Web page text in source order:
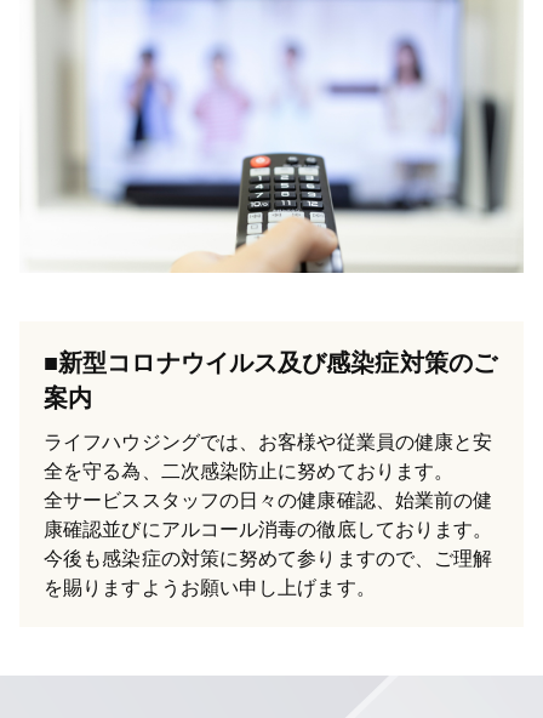
■新型コロナウイルス及び感染症対策のご
案内
ライフハウジングでは、お客様や従業員の健康と安
全を守る為、二次感染防止に努めております。
全サービススタッフの日々の健康確認、始業前の健
康確認並びにアルコール消毒の徹底しております。
今後も感染症の対策に努めて参りますので、ご理解
を賜りますようお願い申し上げます。